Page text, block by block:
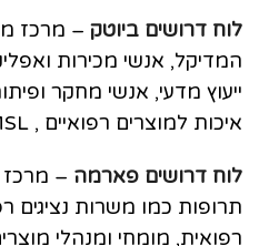
לוח דרושים ביוטק – מרכז
המדיקל, אנשי מכירות
ייעוץ מדעי, אנשי מחקר
איכות למוצרים רפואיים , MSL ועוד.
לוח דרושים פארמה –
תרופות כמו משרות נציגים
רפואית, מומחי ומנהלי